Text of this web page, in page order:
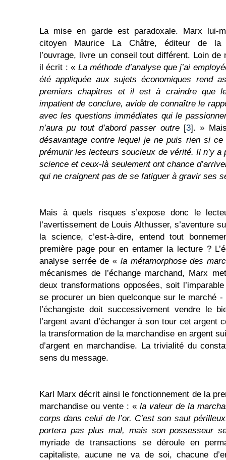
La mise en garde est paradoxale. Marx lui-
citoyen Maurice La Châtre, éditeur de la
l’ouvrage, livre un conseil tout différent. Loin de
il écrit : « La méthode d’analyse que j’ai
été appliquée aux sujets économiques rend
premiers chapitres et il est à craindre que
impatient de conclure, avide de connaître le
avec les questions immédiates qui le
n’aura pu tout d’abord passer outre[3]. »
désavantage contre lequel je ne puis rien si ce
prémunir les lecteurs soucieux de vérité. Il n’y a
science et ceux-là seulement ont chance
qui ne craignent pas de se fatiguer à gravir ses
Mais à quels risques s’expose donc le
l’avertissement de Louis Althusser, s’aventure
la science, c’est-à-dire, entend tout
première page pour en entamer la lecture ?
analyse serrée de « la métamorphose des
mécanismes de l’échange marchand, Marx
deux transformations opposées, soit
se procurer un bien quelconque sur le marché
l’échangiste doit successivement vendre le
l’argent avant d’échanger à son tour cet argent
la transformation de la marchandise en argent
d’argent en marchandise. La trivialité du
sens du message.
Karl Marx décrit ainsi le fonctionnement de la
marchandise ou vente : « la valeur de la
corps dans celui de l’or. C’est son saut
portera pas plus mal, mais son possesseur
myriade de transactions se déroule en
capitaliste, aucune ne va de soi, chacune